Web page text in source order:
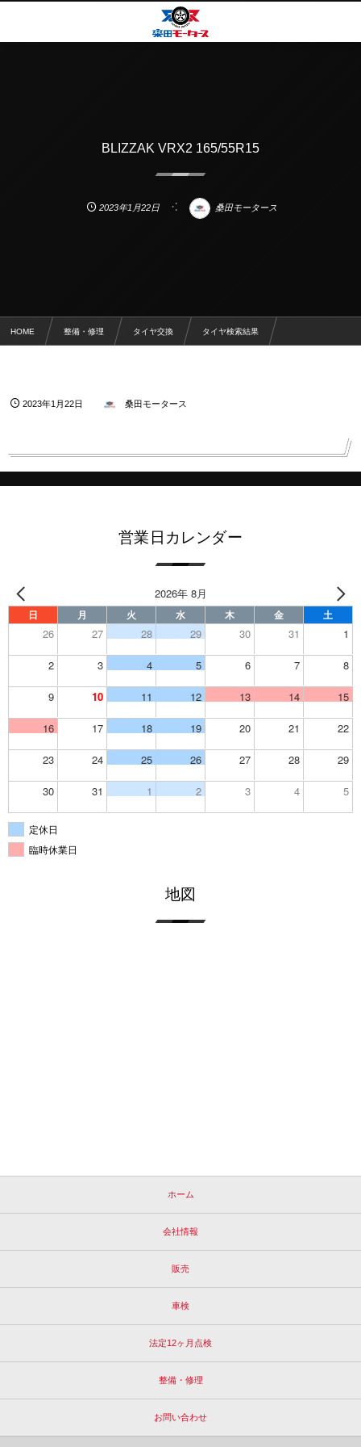
BLIZZAK VRX2 165/55R15
2023年1月22日 桑田モータース
HOME 整備・修理 タイヤ交換 タイヤ検索結果
2023年1月22日 桑田モータース
営業日カレンダー
2026年 8月
日 月 火 水 木 金 土
26 27 28 29 30 31 1
2 3 4 5 6 7 8
9 10 11 12 13 14 15
16 17 18 19 20 21 22
23 24 25 26 27 28 29
30 31 1 2 3 4 5
定休日
臨時休業日
地図
ホーム
会社情報
販売
車検
法定12ヶ月点検
整備・修理
お問い合わせ